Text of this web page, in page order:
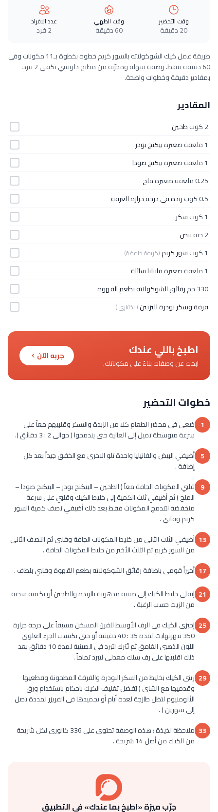
وقت التحضير
20 دقيقة
وقت الطهي
60 دقيقة
عدد الافراد
2 فرد
طريقة عمل كيك الشوكولاته بالسور كريم خطوة بخطوة بـ11 مكونات وفي
60 دقيقة فقط. وصفة سهلة ومجرّبة من مطبخ دلوقتي تكفي 2 فرد،
بمقادير دقيقة وخطوات واضحة.
المقادير
2 كوب
طحين
1 ملعقة صغيرة
بيكنج بودر
1 ملعقة صغيرة
بيكنج صودا
0.25 ملعقة صغيرة
ملح
0.5 كوب
زبدة فى درجة حرارة الغرفة
1 كوب
سكر
2 حبة
بيض
1 كوب
سور كريم(كريمة حامضة)
1 ملعقة صغيرة
فانيليا سائلة
330 جم
رقائق الشوكولاته بطعم القهوة
قرفة وسكر بودرة للتزيين( اختيارى )
اطبخ باللي عندك
ابحث عن وصفات بناءً على مكوناتك.
جربه الآن
خطوات التحضير
1 ضعى فى محضر الطعام كلا من الزبدة والسكر وقلبيهم معاً على
سرعة متوسطة تميل إلى العالية حتى يندمجوا ( حوالى 2 : 3 دقائق ).
5 أضيفي البيض والفانيليا واحدة تلو الاخرى مع الخفق جيداً بعد كل
إضافة .
9 قلبي المكونات الجافة معاً ( الطحين – البيكنج بودر – البيكنج صودا –
الملح ) ثم أضيفي ثلث الكمية إلى خليط الكيك وقلبي على سرعة
منخفضة لتندمج المكونات فقط بعد ذلك أضيفي نصف كمية السور
كريم وقلبي .
13 أضيفي الثلث الثانى من خليط المكونات الجافة وقلبى ثم النصف الثانى
من السور كريم ثم الثلث الأخير من خليط المكونات الجافة .
17 أخيراً قومى باضافة رقائق الشوكولاته بطعم القهوة وقلبي بلطف .
21 إنقلى خليط الكيك إلى صينية مدهونة بالزبدة والطحين أو بكمية سخية
من الزيت حسب الرغبة .
25 إخبزى الكيك فى الرف الأوسط للفرن المسخن مسبقاً على درجة حرارة
350 فهرنهايت لمدة 35 : 40 دقيقة أو حتى يكتسب الجزء العلوى
اللون الذهبى الغامق ثم تُترك لتبرد فى الصينية لمدة 10 دقائق بعد
ذلك اقلبيها على رف سلك معدنى لتبرد تماماً .
29 زينى الكيك بخليط من السكر البودرة والقرفة المطحونة وقطعيها
وقدميها مع الشاى ( يُفضل تغليف الكيك باحكام باستخدام ورق
الألومنيوم لتظل طازجة لعدة أيام أو تجميدها فى الفريزر لمددة تصل
إلى شهرين ) .
33
ملاحظة لذيذة : هذه الوصفة تحتوى على 336 كالورى لكل شريحة
من الكيك من أصل 14 شريحة .
جرّب ميزة «اطبخ بما عندك» في التطبيق